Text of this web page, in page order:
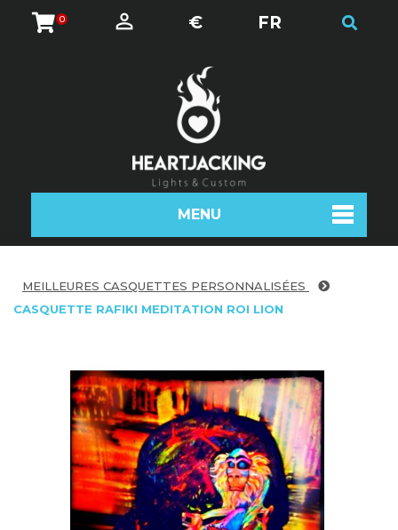
0 € FR
MENU
MEILLEURES CASQUETTES PERSONNALISÉES
CASQUETTE RAFIKI MEDITATION ROI LION